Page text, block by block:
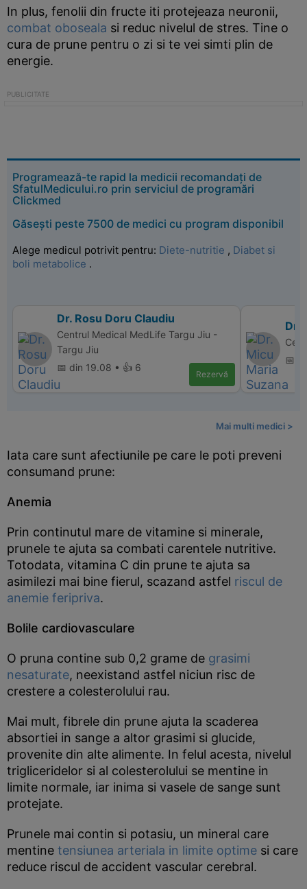
In plus, fenolii din fructe iti protejeaza neuronii,
combat oboseala si reduc nivelul de stres. Tine o
cura de prune pentru o zi si te vei simti plin de
energie.
Programează-te rapid la medicii recomandați de
SfatulMedicului.ro prin serviciul de programări
Clickmed
Găsești peste 7500 de medici cu program disponibil
Alege medicul potrivit pentru: Diete-nutritie , Diabet si
boli metabolice .
Dr. Rosu Doru Claudiu
Centrul Medical MedLife Targu Jiu -
Targu Jiu
📅 din 19.08 • 👍 6
Rezervă
Dr.
📅
Mai multi medici >
Iata care sunt afectiunile pe care le poti preveni
consumand prune:
Anemia
Prin continutul mare de vitamine si minerale,
prunele te ajuta sa combati carentele nutritive.
Totodata, vitamina C din prune te ajuta sa
asimilezi mai bine fierul, scazand astfel riscul de
anemie feripriva.
Bolile cardiovasculare
O pruna contine sub 0,2 grame de grasimi
nesaturate, neexistand astfel niciun risc de
crestere a colesterolului rau.
Mai mult, fibrele din prune ajuta la scaderea
absortiei in sange a altor grasimi si glucide,
provenite din alte alimente. In felul acesta, nivelul
trigliceridelor si al colesterolului se mentine in
limite normale, iar inima si vasele de sange sunt
protejate.
Prunele mai contin si potasiu, un mineral care
mentine tensiunea arteriala in limite optime si care
reduce riscul de accident vascular cerebral.